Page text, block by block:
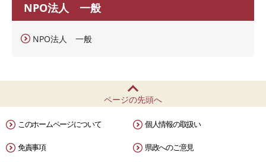
NPO法人 一般
NPO法人 一般
ページの先頭へ
このホームページについて 個人情報の取扱い
免責事項 県政へのご意見